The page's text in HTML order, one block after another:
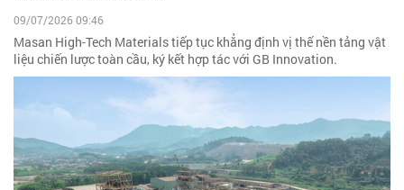
09/07/2026 09:46
Masan High-Tech Materials tiếp tục khẳng định vị thế nền tảng vật
liệu chiến lược toàn cầu, ký kết hợp tác với GB Innovation.